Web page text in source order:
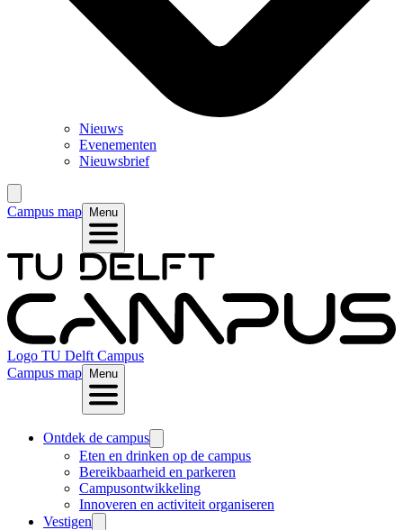
Nieuws
Evenementen
Nieuwsbrief
Campus map Menu
Logo TU Delft Campus
Campus map Menu
Ontdek de campus
Eten en drinken op de campus
Bereikbaarheid en parkeren
Campusontwikkeling
Innoveren en activiteit organiseren
Vestigen